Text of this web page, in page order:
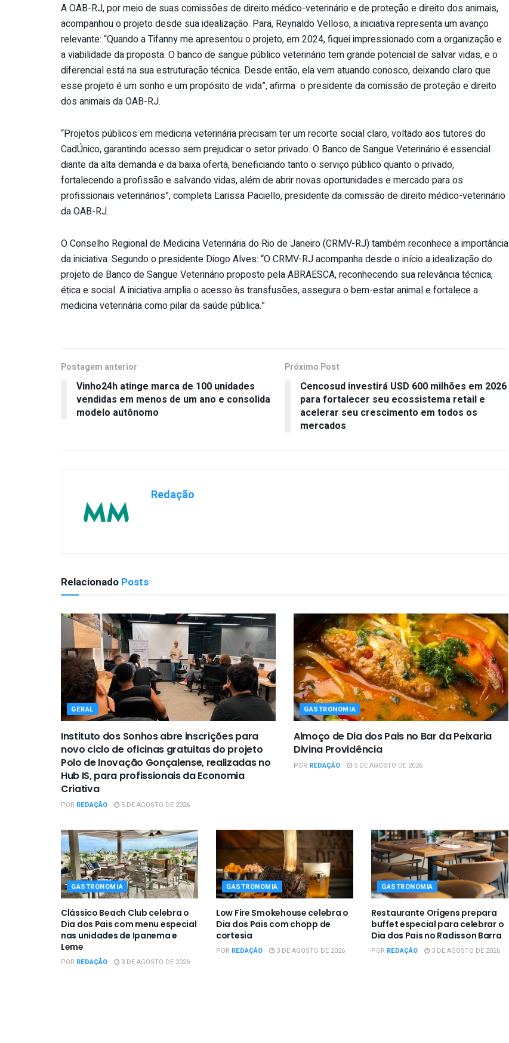
A OAB-RJ, por meio de suas comissões de direito médico-veterinário e de proteção e direito dos animais,
acompanhou o projeto desde sua idealização. Para, Reynaldo Velloso, a iniciativa representa um avanço
relevante: “Quando a Tifanny me apresentou o projeto, em 2024, fiquei impressionado com a organização e
a viabilidade da proposta. O banco de sangue público veterinário tem grande potencial de salvar vidas, e o
diferencial está na sua estruturação técnica. Desde então, ela vem atuando conosco, deixando claro que
esse projeto é um sonho e um propósito de vida”, afirma o presidente da comissão de proteção e direito
dos animais da OAB-RJ.
“Projetos públicos em medicina veterinária precisam ter um recorte social claro, voltado aos tutores do
CadÚnico, garantindo acesso sem prejudicar o setor privado. O Banco de Sangue Veterinário é essencial
diante da alta demanda e da baixa oferta, beneficiando tanto o serviço público quanto o privado,
fortalecendo a profissão e salvando vidas, além de abrir novas oportunidades e mercado para os
profissionais veterinários”, completa Larissa Paciello, presidente da comissão de direito médico-veterinário
da OAB-RJ.
O Conselho Regional de Medicina Veterinária do Rio de Janeiro (CRMV-RJ) também reconhece a importância
da iniciativa. Segundo o presidente Diogo Alves: “O CRMV-RJ acompanha desde o início a idealização do
projeto de Banco de Sangue Veterinário proposto pela ABRAESCA, reconhecendo sua relevância técnica,
ética e social. A iniciativa amplia o acesso às transfusões, assegura o bem-estar animal e fortalece a
medicina veterinária como pilar da saúde pública.”
Postagem anterior
Vinho24h atinge marca de 100 unidades
vendidas em menos de um ano e consolida
modelo autônomo
Próximo Post
Cencosud investirá USD 600 milhões em 2026
para fortalecer seu ecossistema retail e
acelerar seu crescimento em todos os
mercados
Redação
Relacionado Posts
GERAL
Instituto dos Sonhos abre inscrições para
novo ciclo de oficinas gratuitas do projeto
Polo de Inovação Gonçalense, realizadas no
Hub IS, para profissionais da Economia
Criativa
POR REDAÇÃO 5 DE AGOSTO DE 2026
GASTRONOMIA
Almoço de Dia dos Pais no Bar da Peixaria
Divina Providência
POR REDAÇÃO 5 DE AGOSTO DE 2026
GASTRONOMIA
Clássico Beach Club celebra o
Dia dos Pais com menu especial
nas unidades de Ipanema e
Leme
POR REDAÇÃO 3 DE AGOSTO DE 2026
GASTRONOMIA
Low Fire Smokehouse celebra o
Dia dos Pais com chopp de
cortesia
POR REDAÇÃO 3 DE AGOSTO DE 2026
GASTRONOMIA
Restaurante Origens prepara
buffet especial para celebrar o
Dia dos Pais no Radisson Barra
POR REDAÇÃO 3 DE AGOSTO DE 2026